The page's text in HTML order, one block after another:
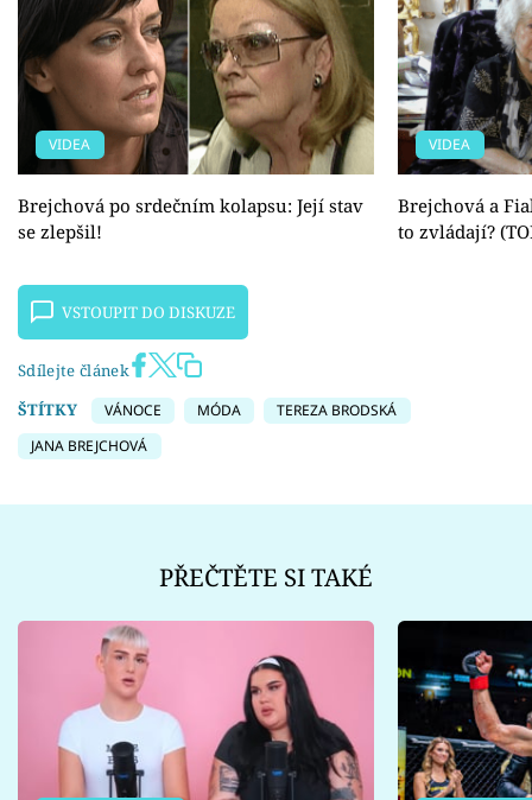
VIDEA
Brejchová po srdečním kolapsu: Její stav
se zlepšil!
VIDEA
Brejchová a
to zvládají?
VSTOUPIT DO DISKUZE
Sdílejte článek
ŠTÍTKY
VÁNOCE MÓDA
TEREZA BRODSKÁ
JANA BREJCHOVÁ
PŘEČTĚTE SI TAKÉ